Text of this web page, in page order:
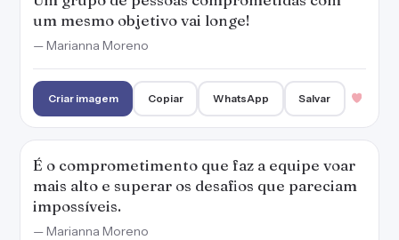
um mesmo objetivo vai longe!
— Marianna Moreno
Criar imagem Copiar WhatsApp Salvar
É o comprometimento que faz a equipe voar
mais alto e superar os desafios que pareciam
impossíveis.
— Marianna Moreno